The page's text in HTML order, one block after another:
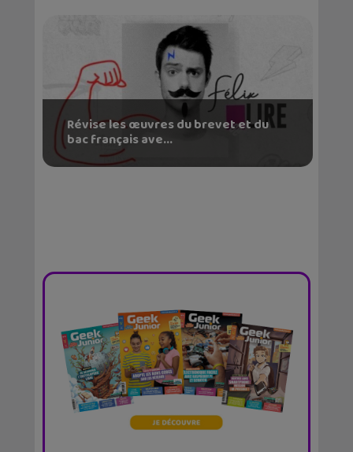
Révise les œuvres du brevet et du
bac français ave...